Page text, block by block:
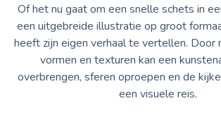
Of het nu gaat om een snelle schets in
een uitgebreide illustratie op groot
heeft zijn eigen verhaal te vertellen. Door
vormen en texturen kan een
overbrengen, sferen oproepen en de
een visuele reis.